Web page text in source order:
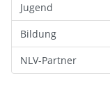
Jugend
Bildung
NLV-Partner